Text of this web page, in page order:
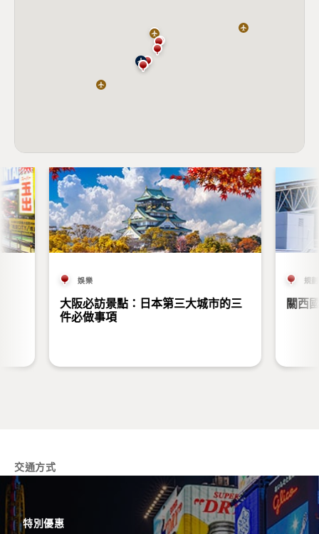
娛樂
大阪必訪景點：日本第三大城市的三
件必做事項
規
關西
交通方式
特別優惠